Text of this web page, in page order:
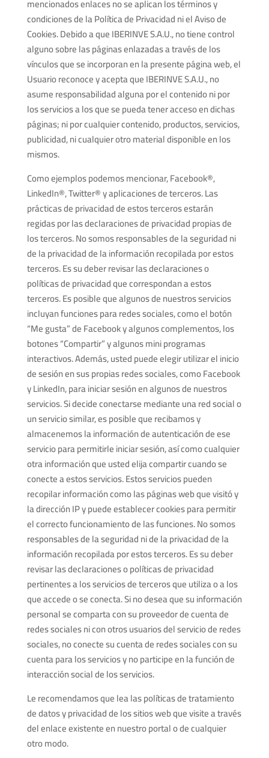
mencionados enlaces no se aplican los términos y
condiciones de la Política de Privacidad ni el Aviso de
Cookies. Debido a que IBERINVE S.A.U., no tiene control
alguno sobre las páginas enlazadas a través de los
vínculos que se incorporan en la presente página web, el
Usuario reconoce y acepta que IBERINVE S.A.U., no
asume responsabilidad alguna por el contenido ni por
los servicios a los que se pueda tener acceso en dichas
páginas; ni por cualquier contenido, productos, servicios,
publicidad, ni cualquier otro material disponible en los
mismos.
Como ejemplos podemos mencionar, Facebook®,
LinkedIn®, Twitter® y aplicaciones de terceros. Las
prácticas de privacidad de estos terceros estarán
regidas por las declaraciones de privacidad propias de
los terceros. No somos responsables de la seguridad ni
de la privacidad de la información recopilada por estos
terceros. Es su deber revisar las declaraciones o
políticas de privacidad que correspondan a estos
terceros. Es posible que algunos de nuestros servicios
incluyan funciones para redes sociales, como el botón
“Me gusta” de Facebook y algunos complementos, los
botones “Compartir” y algunos mini programas
interactivos. Además, usted puede elegir utilizar el inicio
de sesión en sus propias redes sociales, como Facebook
y LinkedIn, para iniciar sesión en algunos de nuestros
servicios. Si decide conectarse mediante una red social o
un servicio similar, es posible que recibamos y
almacenemos la información de autenticación de ese
servicio para permitirle iniciar sesión, así como cualquier
otra información que usted elija compartir cuando se
conecte a estos servicios. Estos servicios pueden
recopilar información como las páginas web que visitó y
la dirección IP y puede establecer cookies para permitir
el correcto funcionamiento de las funciones. No somos
responsables de la seguridad ni de la privacidad de la
información recopilada por estos terceros. Es su deber
revisar las declaraciones o políticas de privacidad
pertinentes a los servicios de terceros que utiliza o a los
que accede o se conecta. Si no desea que su información
personal se comparta con su proveedor de cuenta de
redes sociales ni con otros usuarios del servicio de redes
sociales, no conecte su cuenta de redes sociales con su
cuenta para los servicios y no participe en la función de
interacción social de los servicios.
Le recomendamos que lea las políticas de tratamiento
de datos y privacidad de los sitios web que visite a través
del enlace existente en nuestro portal o de cualquier
otro modo.